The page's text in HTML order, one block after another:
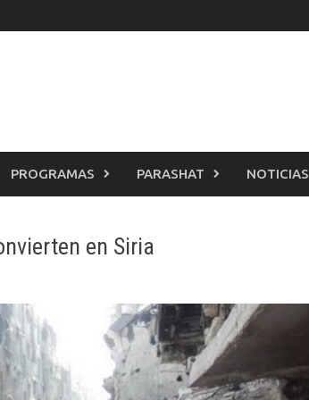
PROGRAMAS PARASHAT NOTICIAS
en Siria